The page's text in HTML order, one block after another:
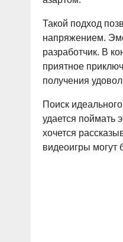
Такой подход
напряжением.
разработчик. В
приятное
получения
Поиск
удается поймать
хочется
видеоигры могут